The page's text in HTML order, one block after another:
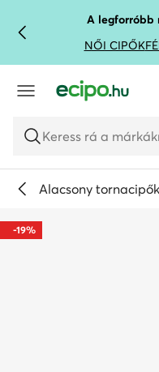
UGRÁS A FŐ
UGRÁS A KERESÉSHEZ
A legforróbb
NŐI CIPŐK
Keress rá a
Alacsony tornacipők
-19%